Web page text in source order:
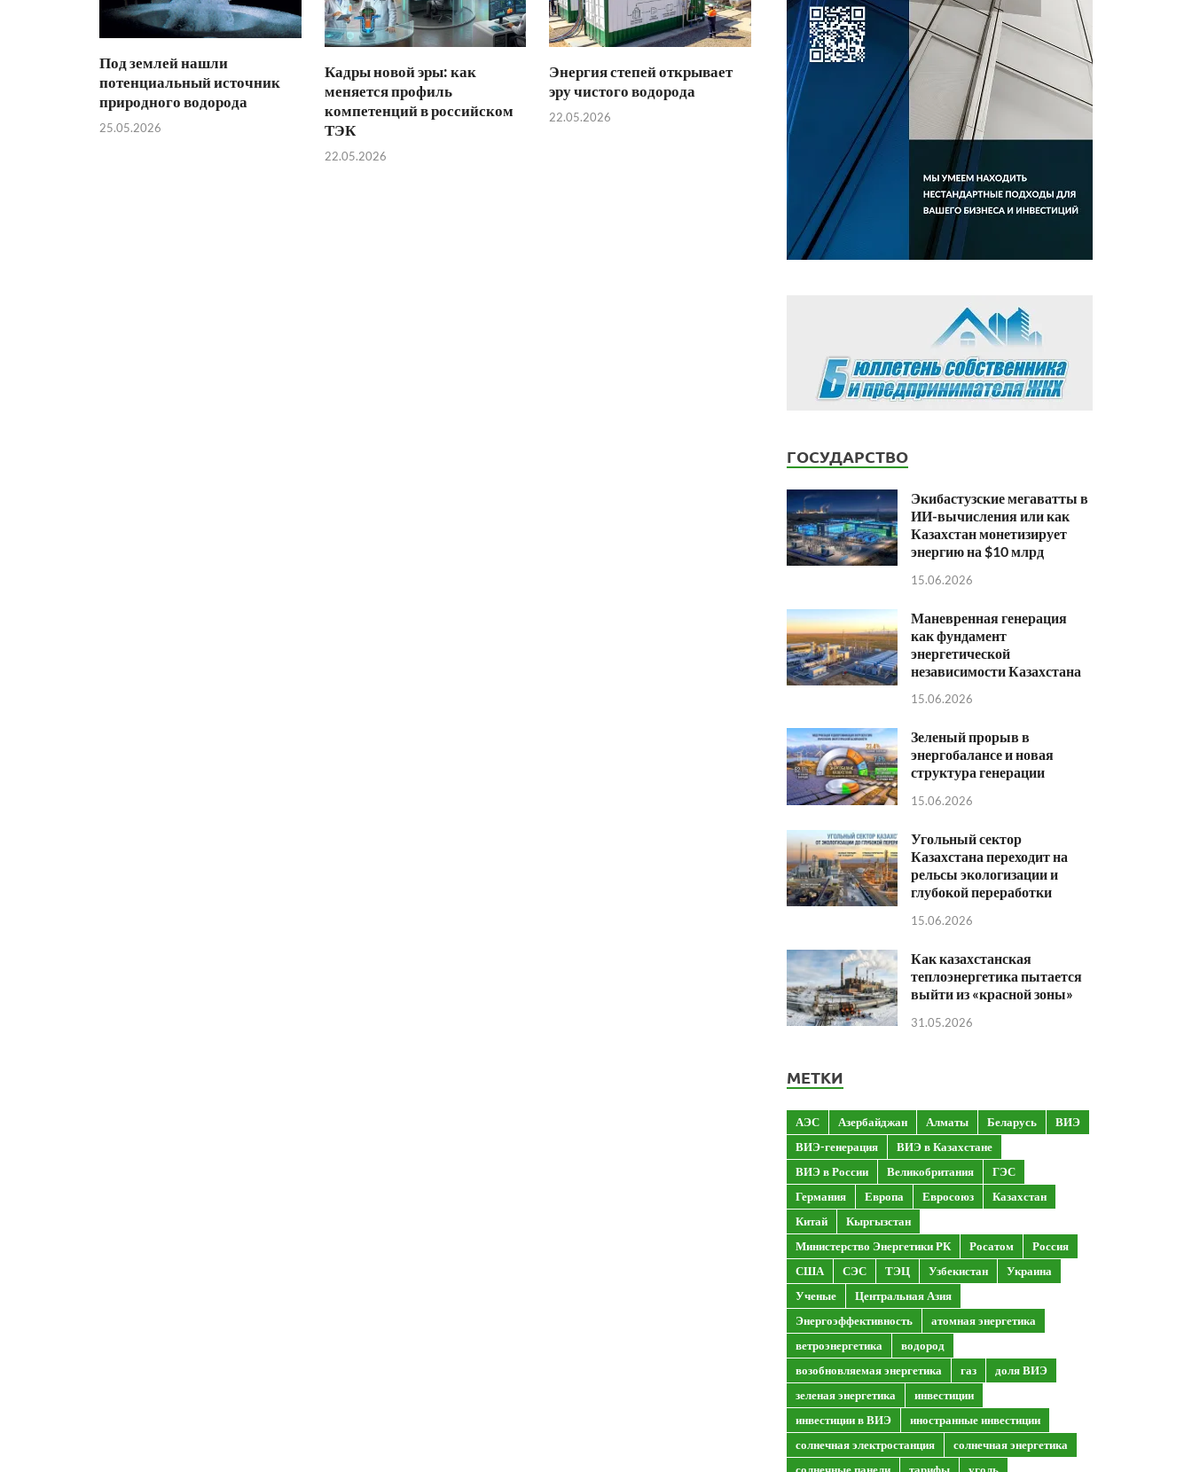
Под землей нашли
потенциальный источник
природного водорода
25.05.2026
Кадры новой эры: как
меняется профиль
компетенций в российском
ТЭК
22.05.2026
Энергия степей открывает
эру чистого водорода
22.05.2026
ГОСУДАРСТВО
Экибастузские мегаватты в
ИИ-вычисления или как
Казахстан монетизирует
энергию на $10 млрд
15.06.2026
Маневренная генерация
как фундамент
энергетической
независимости Казахстана
15.06.2026
Зеленый прорыв в
энергобалансе и новая
структура генерации
15.06.2026
Угольный сектор
Казахстана переходит на
рельсы экологизации и
глубокой переработки
15.06.2026
Как казахстанская
теплоэнергетика пытается
выйти из «красной зоны»
31.05.2026
МЕТКИ
АЭС Азербайджан Алматы Беларусь
ВИЭ
ВИЭ-генерация
ВИЭ в Казахстане
ВИЭ в России
Великобритания
ГЭС
Германия
Европа Евросоюз
Казахстан
Китай
Кыргызстан
Министерство Энергетики РК
Росатом
Россия
США
СЭС ТЭЦ Узбекистан
Украина
Ученые
Центральная Азия
Энергоэффективность
атомная энергетика
ветроэнергетика
водород
возобновляемая энергетика
газ
доля ВИЭ
зеленая энергетика
инвестиции
инвестиции в ВИЭ
иностранные инвестиции
солнечная электростанция
солнечная энергетика
солнечные панели
тарифы уголь